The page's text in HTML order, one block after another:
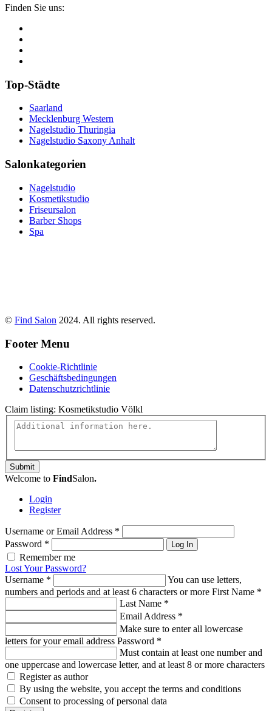
Finden Sie uns:
Top-Städte
Saarland
Mecklenburg Western
Nagelstudio Thuringia
Nagelstudio Saxony Anhalt
Salonkategorien
Nagelstudio
Kosmetikstudio
Friseursalon
Barber Shops
Spa
© Find Salon 2024. All rights reserved.
Footer Menu
Cookie-Richtlinie
Geschäftsbedingungen
Datenschutzrichtlinie
Claim listing: Kosmetikstudio Völkl
Submit
Welcome to FindSalon.
Login
Register
Username or Email Address *
Password * Log In
Remember me
Lost Your Password?
Username *
You can use letters,
numbers and periods and at least 6 characters or more First Name *
Last Name *
Email Address *
Make sure to enter all lowercase
letters for your email address Password *
Must contain at least one number and
one uppercase and lowercase letter, and at least 8 or more characters
Register as author
By using the website, you accept the terms and conditions
Consent to processing of personal data